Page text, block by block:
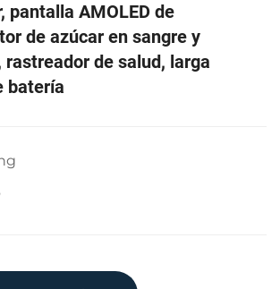
pantalla AMOLED de
de azúcar en sangre y
rastreador de salud, larga
batería